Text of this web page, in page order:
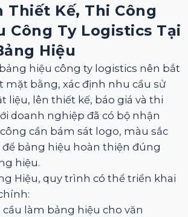
Thiết Kế, Thi Công
Công Ty Logistics Tại
Hiệu
hiệu công ty logistics nên bắt
mặt bằng, xác định nhu cầu sử
liệu, lên thiết kế, báo giá và thi
doanh nghiệp đã có bộ nhận
cần bám sát logo, màu sắc
để bảng hiệu hoàn thiện đúng
hiệu.
Hiệu, quy trình có thể triển khai
làm bảng hiệu cho văn